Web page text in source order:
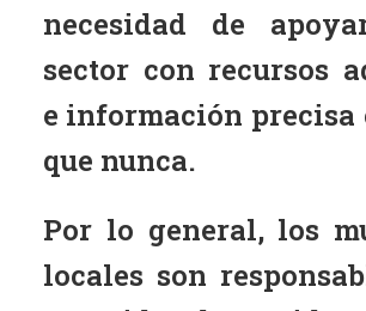
necesidad de
sector con recursos
e información precisa
que nunca.
Por lo general, los
locales son